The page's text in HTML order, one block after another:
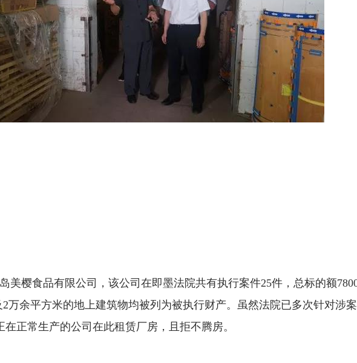
樱食品有限公司，该公司在即墨法院共有执行案件25件，总标的额
万余平方米的地上建筑物均被列为被执行财产。虽然法院已多次针对涉
正常生产的公司在此租赁厂房，且拒不腾房。